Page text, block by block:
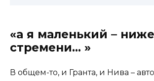
«а я маленький – ниже
стремени… »
В общем-то, и Гранта, и Нива –